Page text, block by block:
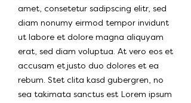
amet, consetetur sadipscing elitr, sed
diam nonumy eirmod tempor invidunt
ut labore et dolore magna aliquyam
erat, sed diam voluptua. At vero eos et
accusam et justo duo dolores et ea
rebum. Stet clita kasd gubergren, no
sea takimata sanctus est Lorem ipsum